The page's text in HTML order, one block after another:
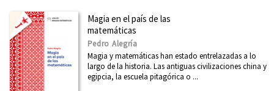
Magia en el país de las
matemáticas
Pedro Alegría
Magia y matemáticas han estado entrelazadas a lo
largo de la historia. Las antiguas civilizaciones china y
egipcia, la escuela pitagórica o ...